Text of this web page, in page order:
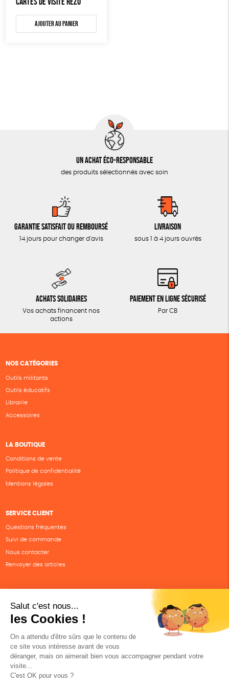
AUTRES OUTILS ÉDUCATIFS
LIVRETS ÉDUCATIFS
Ajouter au panier
Un achat éco-responsable
des produits sélectionnés avec soin
Garantie satisfait ou remboursé
14 jours pour changer d'avis
Livraison
sous 1 à 4 jours ouvrés
Achats solidaires
Vos achats financent nos
actions
Paiement en ligne sécurisé
Par CB
NOS CATÉGORIES
Outils militants
Outils éducatifs
Librairie
Accessoires
LA BOUTIQUE
Conditions de vente
Politique de confidentialité
Mentions légales
SERVICE CLIENT
Questions fréquentes
Suivi de commande
Nous contacter
Renvoyer des articles